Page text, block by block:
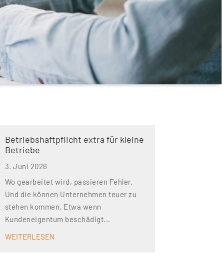
Betriebshaft­pflicht extra für kleine
Betriebe
3. Juni 2026
Wo gearbeitet wird, passieren Fehler.
Und die können Unternehmen teuer zu
stehen kommen. Etwa wenn
Kundeneigentum beschädigt...
WEITERLESEN